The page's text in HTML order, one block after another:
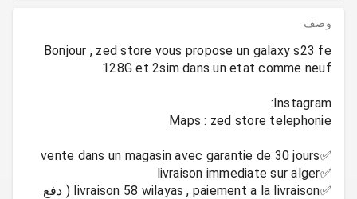
وصف
Bonjour , zed store vous propose un galaxy s23 fe
✅️livraison 58 wilayas , paiement a la livraison ( دفع